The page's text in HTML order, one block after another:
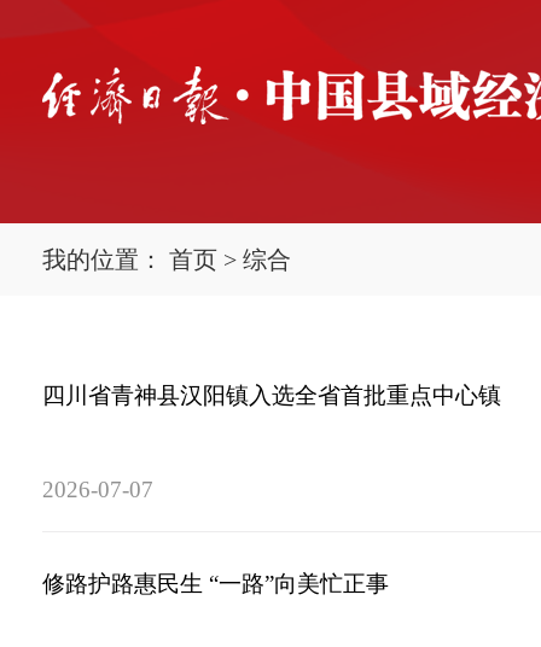
我的位置： 首页 > 综合
四川省青神县汉阳镇入选全省首批重点中心镇
2026-07-07
修路护路惠民生 “一路”向美忙正事